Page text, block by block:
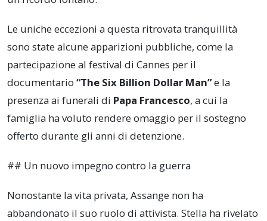
Le uniche eccezioni a questa ritrovata tranquillità
sono state alcune apparizioni pubbliche, come la
partecipazione al festival di Cannes per il
documentario “The Six Billion Dollar Man”e la
presenza ai funerali di Papa Francesco, a cui la
famiglia ha voluto rendere omaggio per il sostegno
offerto durante gli anni di detenzione.
## Un nuovo impegno contro la guerra
Nonostante la vita privata, Assange non ha
abbandonato il suo ruolo di attivista. Stella ha rivelato